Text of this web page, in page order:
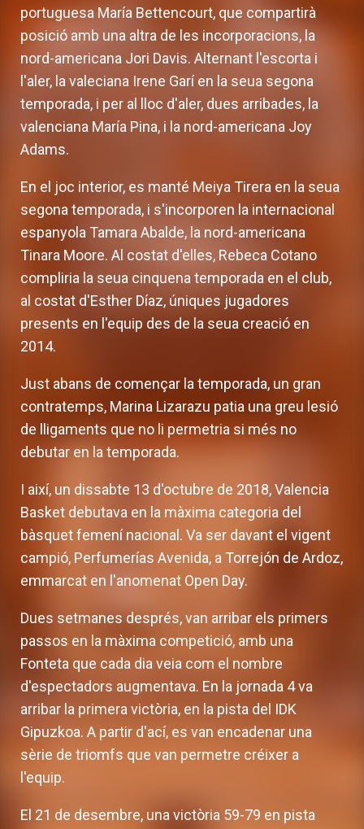
portuguesa María Bettencourt, que compartirà
posició amb una altra de les incorporacions, la
nord-americana Jori Davis. Alternant l'escorta i
l'aler, la valeciana Irene Garí en la seua segona
temporada, i per al lloc d'aler, dues arribades, la
valenciana María Pina, i la nord-americana Joy
Adams.
En el joc interior, es manté Meiya Tirera en la seua
segona temporada, i s'incorporen la internacional
espanyola Tamara Abalde, la nord-americana
Tinara Moore. Al costat d'elles, Rebeca Cotano
compliria la seua cinquena temporada en el club,
al costat d'Esther Díaz, úniques jugadores
presents en l'equip des de la seua creació en
2014.
Just abans de començar la temporada, un gran
contratemps, Marina Lizarazu patia una greu lesió
de lligaments que no li permetria si més no
debutar en la temporada.
I així, un dissabte 13 d'octubre de 2018, Valencia
Basket debutava en la màxima categoria del
bàsquet femení nacional. Va ser davant el vigent
campió, Perfumerías Avenida, a Torrejón de Ardoz,
emmarcat en l'anomenat Open Day.
Dues setmanes després, van arribar els primers
passos en la màxima competició, amb una
Fonteta que cada dia veia com el nombre
d'espectadors augmentava. En la jornada 4 va
arribar la primera victòria, en la pista del IDK
Gipuzkoa. A partir d'ací, es van encadenar una
sèrie de triomfs que van permetre créixer a
l'equip.
El 21 de desembre, una victòria 59-79 en pista